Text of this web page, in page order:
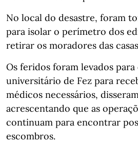
No local do desastre, foram
para isolar o perímetro dos
retirar os moradores das
Os feridos foram levados
universitário de Fez para
médicos necessários,
acrescentando que as
continuam para encontrar
escombros.